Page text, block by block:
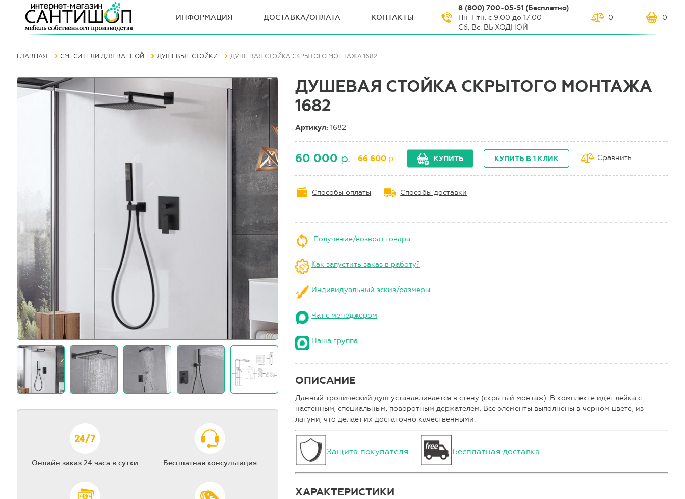
ИНФОРМАЦИЯ ДОСТАВКА/ОПЛАТА КОНТАКТЫ
8 (800) 700-05-51 (Бесплатно)
Пн-Птн: с 9:00 до 17:00
Сб, Вс: ВЫХОДНОЙ
0 0
ГЛАВНАЯ СМЕСИТЕЛИ ДЛЯ ВАННОЙ ДУШЕВЫЕ СТОЙКИ ДУШЕВАЯ СТОЙКА СКРЫТОГО МОНТАЖА 1682
Онлайн заказ 24 часа в сутки Бесплатная консультация
ДУШЕВАЯ СТОЙКА СКРЫТОГО МОНТАЖА
1682
Артикул:1682
60 000 р. 66 600р. КУПИТЬ КУПИТЬ В 1 КЛИК Сравнить
Способы оплаты Способы доставки
Получение/возврат товара
Как запустить заказ в работу?
Индивидуальный эскиз/размеры
Чат с менеджером
Наша группа
ОПИСАНИЕ
Данный тропический душ устанавливается в стену (скрытый монтаж). В комплекте идет лейка с
настенным, специальным, поворотным держателем. Все элементы выполнены в черном цвете, из
латуни, что делает их достаточно качественными.
Защита покупателя Бесплатная доставка
ХАРАКТЕРИСТИКИ